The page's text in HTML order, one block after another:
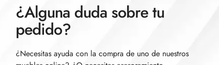
¿Alguna duda sobre tu
pedido?
¿Necesitas ayuda con la compra de uno de nuestros